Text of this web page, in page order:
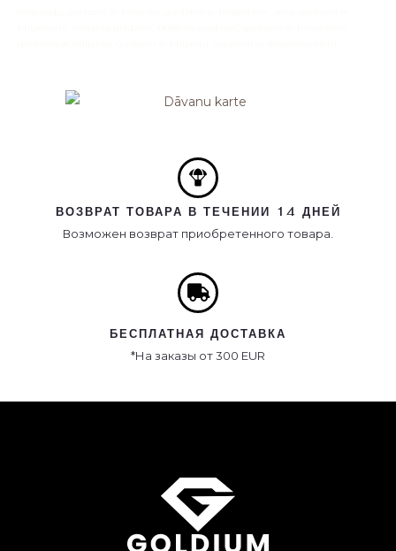
ВОЗВРАТ ТОВАРА В ТЕЧЕНИИ 14 ДНЕЙ
Возможен возврат приобретенного товара.
БЕСПЛАТНАЯ ДОСТАВКА
*На заказы от 300 EUR